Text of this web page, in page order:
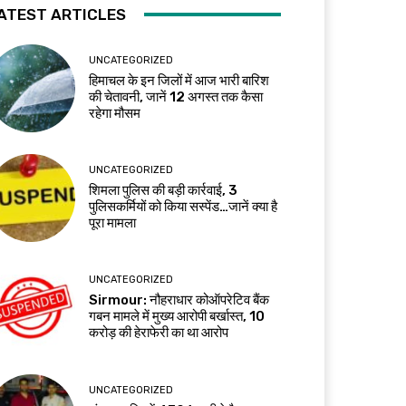
ARTICLES
UNCATEGORIZED
हिमाचल के इन जिलों में आज भारी बारिश
की चेतावनी, जानें 12 अगस्त तक कैसा
रहेगा मौसम
UNCATEGORIZED
शिमला पुलिस की बड़ी कार्रवाई, 3
पुलिसकर्मियों को किया सस्पेंड…जानें क्या है
पूरा मामला
UNCATEGORIZED
Sirmour: नौहराधार कोऑपरेटिव बैंक
गबन मामले में मुख्य आरोपी बर्खास्त, 10
करोड़ की हेराफेरी का था आरोप
UNCATEGORIZED